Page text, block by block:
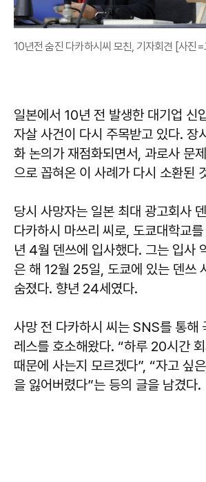
10년전 숨진 다카하시씨 모친, 기자회견 [사진
일본에서 10년 전 발생한 대기업 신
자살 사건이 다시 주목받고 있다. 장
화 논의가 재점화되면서, 과로사 문
으로 꼽혀온 이 사례가 다시 소환된
당시 사망자는 일본 최대 광고회사
다카하시 마쓰리 씨로, 도쿄대학교
년 4월 덴쓰에 입사했다. 그는 입사
은 해 12월 25일, 도쿄에 있는 덴쓰
숨졌다. 향년 24세였다.
사망 전 다카하시 씨는 SNS를 통해
레스를 호소해왔다. “하루 20시간
때문에 사는지 모르겠다”, “자고 싶
을 잃어버렸다”는 등의 글을 남겼다.